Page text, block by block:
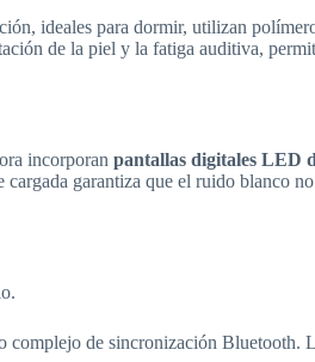
ideales para dormir, utilizan
de la piel y la fatiga auditiva,
incorporan pantallas digitales LED
garantiza que el ruido blanco
complejo de sincronización Bluetooth.